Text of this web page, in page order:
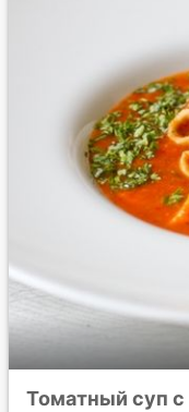
Томатный суп с